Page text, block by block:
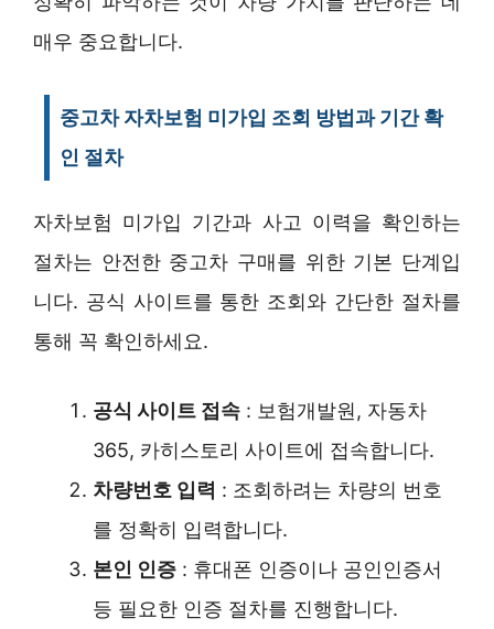
매우 중요합니다.
중고차 자차보험 미가입 조회 방법과 기간 확
인 절차
자차보험 미가입 기간과 사고 이력을 확인하는
절차는 안전한 중고차 구매를 위한 기본 단계입
니다. 공식 사이트를 통한 조회와 간단한 절차를
통해 꼭 확인하세요.
공식 사이트 접속 : 보험개발원, 자동차
365, 카히스토리 사이트에 접속합니다.
차량번호 입력 : 조회하려는 차량의 번호
를 정확히 입력합니다.
본인 인증 : 휴대폰 인증이나 공인인증서
등 필요한 인증 절차를 진행합니다.